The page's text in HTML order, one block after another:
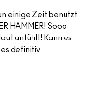
einige Zeit benutzt
HAMMER! Sooo
anfühlt! Kann es
es definitiv